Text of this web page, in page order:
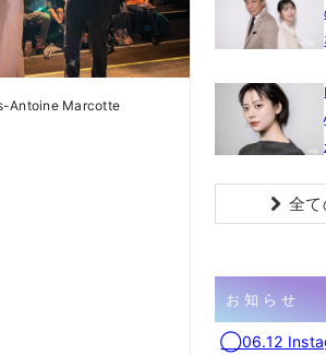
Antoine Marcotte
全て
お知らせ
◯06.12